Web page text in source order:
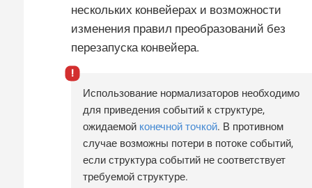
нескольких конвейерах и возможности
изменения правил преобразований без
перезапуска конвейера.
Использование нормализаторов необходимо
для приведения событий к структуре,
ожидаемой конечной точкой. В противном
случае возможны потери в потоке событий,
если структура событий не соответствует
требуемой структуре.